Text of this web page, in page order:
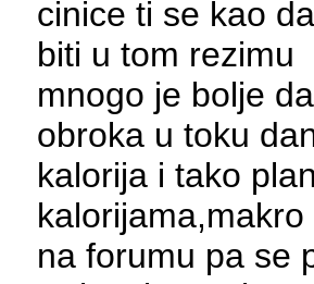
cinice ti se kao
biti u tom rezimu
mnogo je bolje
obroka u toku
kalorija i tako
na forumu pa se